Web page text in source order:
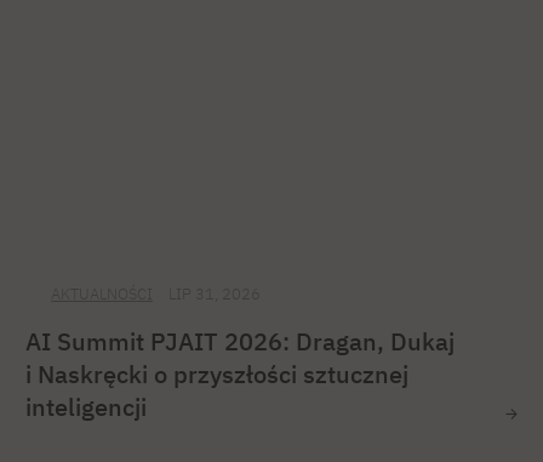
AI Summit PJAIT 2026: Dragan, Dukaj
i Naskręcki o przyszłości sztucznej
inteligencji